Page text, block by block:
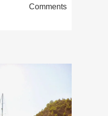
Comments